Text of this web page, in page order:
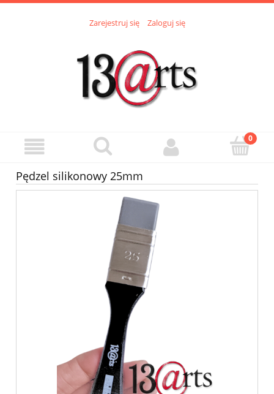
Zarejestruj się Zaloguj się
Pędzel silikonowy 25mm